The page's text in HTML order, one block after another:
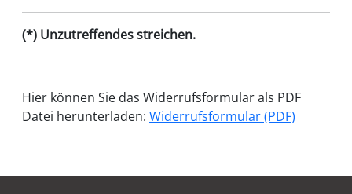
(*) Unzutreffendes streichen.
Hier können Sie das Widerrufsformular als PDF
Datei herunterladen: Widerrufsformular (PDF)